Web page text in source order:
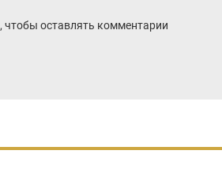
, чтобы оставлять комментарии